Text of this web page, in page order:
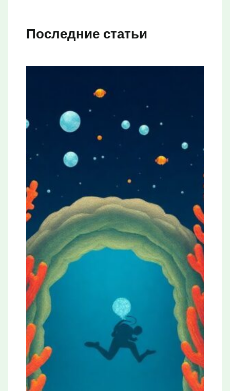
Последние статьи